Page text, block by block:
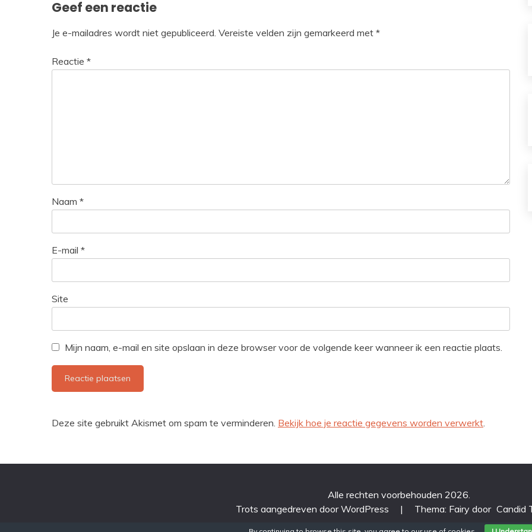
Geef een reactie
Je e-mailadres wordt niet gepubliceerd. Vereiste velden zijn gemarkeerd met *
Reactie *
Naam *
E-mail *
Site
Mijn naam, e-mail en site opslaan in deze browser voor de volgende keer wanneer ik een reactie plaats.
Deze site gebruikt Akismet om spam te verminderen. Bekijk hoe je reactie gegevens worden verwerkt
Alle rechten voorbehouden 2026.
Trots aangedreven door WordPress
| Thema: Fairy door Candid